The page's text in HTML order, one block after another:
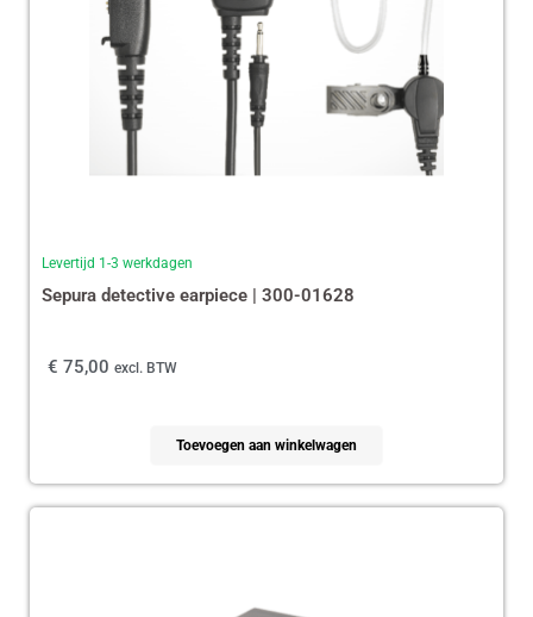
Levertijd 1-3 werkdagen
Sepura detective earpiece | 300-01628
€ 75,00 excl. BTW
Toevoegen aan winkelwagen